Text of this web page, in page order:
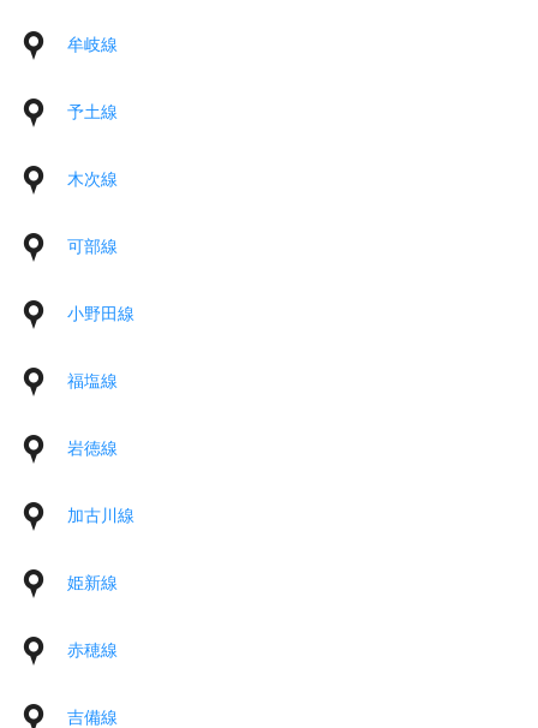
牟岐線
予土線
木次線
可部線
小野田線
福塩線
岩徳線
加古川線
姫新線
赤穂線
吉備線